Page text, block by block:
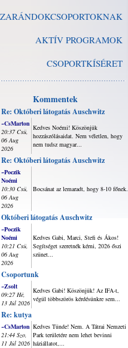
ZARÁNDOKCSOPORTOKNAK
AKTÍV PROGRAMOK
CSOPORTKÍSÉRET
Kommentek
Re: Októberi látogatás Auschwitz
~CsMarton
20:37 Csü,
06 Aug
2026
Kedves Noémi! Köszönjük
hozzászólásaidat. Nem véletlen, hogy
nem tudsz magyar...
Re: Októberi látogatás Auschwitz
~Poczik
Noémi
10:30 Csü,
06 Aug
2026
Bocsánat az lemaradt, hogy 8-10 főnek.
Októberi látogatás Auschwitz
~Poczik
Noémi
10:21 Csü,
06 Aug
2026
Kedves Gabi, Marci, Stefi és Ákos!
Segítséget szeretnék kérni, 2026 őszi
szünet...
Csoportunk
~Zsolt
09:27 Hé,
13 Júl 2026
Kedves Gabi! Köszönjük! Az IFA-t,
végül többszörös kérdésünkre sem...
Re: kutya
~CsMarton
21:44 Szo,
11 Júl 2026
Kedves Tünde! Nem. A Tátrai Nemzeti
Park területére nem lehet bevinni
háziállatot,...